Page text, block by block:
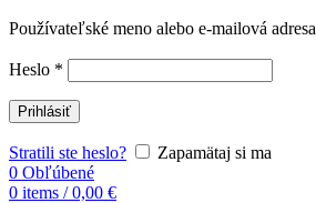
Používateľské meno alebo e-mailová adresa
Heslo *
Prihlásiť
Stratili ste heslo?
Zapamätaj si ma
0 Obľúbené
0 items / 0,00 €